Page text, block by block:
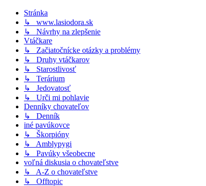
Stránka
↳ www.lasiodora.sk
↳ Návrhy na zlepšenie
Vtáčkare
↳ Začiatočnícke otázky a problémy
↳ Druhy vtáčkarov
↳ Starostlivosť
↳ Terárium
↳ Jedovatosť
↳ Urči mi pohlavie
Denníky chovateľov
↳ Denník
iné pavúkovce
↳ Škorpióny
↳ Amblypygi
↳ Pavúky všeobecne
voľná diskusia o chovateľstve
↳ A-Z o chovateľstve
↳ Offtopic